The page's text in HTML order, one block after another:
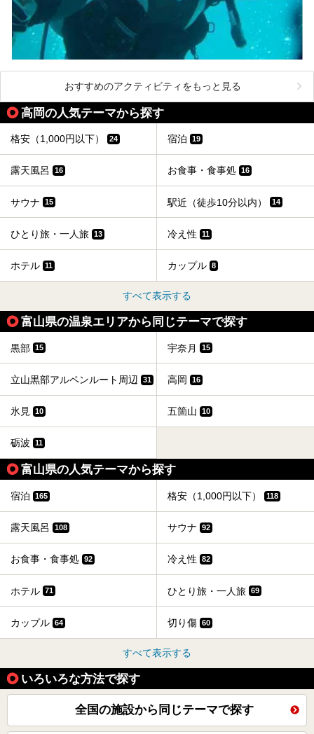
おすすめのアクティビティをもっと見る
高岡の人気テーマから探す
格安（1,000円以下） 24 宿泊 19
露天風呂 16 お食事・食事処 16
サウナ 15 駅近（徒歩10分以内） 14
ひとり旅・一人旅 13 冷え性 11
ホテル 11 カップル 8
すべて表示する
富山県の温泉エリアから同じテーマで探す
黒部 15 宇奈月 15
立山黒部アルペンルート周辺 31 高岡 16
氷見 10 五箇山 10
砺波 11
富山県の人気テーマから探す
宿泊 165 格安（1,000円以下） 118
露天風呂 108 サウナ 92
お食事・食事処 92 冷え性 82
ホテル 71 ひとり旅・一人旅 69
カップル 64 切り傷 60
すべて表示する
いろいろな方法で探す
全国の施設から同じテーマで探す